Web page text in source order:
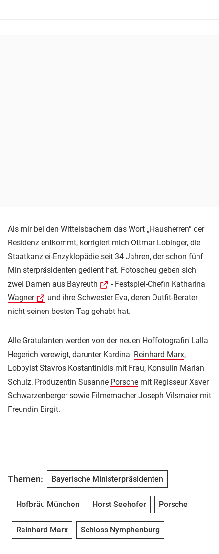
Als mir bei den Wittelsbachern das Wort „Hausherren“ der
Residenz entkommt, korrigiert mich Ottmar Lobinger, die
Staatkanzlei-Enzyklopädie seit 34 Jahren, der schon fünf
Ministerpräsidenten gedient hat. Fotoscheu geben sich
zwei Damen aus Bayreuth - Festspiel-Chefin Katharina
Wagner
und ihre Schwester Eva, deren Outfit-Berater
nicht seinen besten Tag gehabt hat.
Alle Gratulanten werden von der neuen Hoffotografin Lalla
Hegerich verewigt, darunter Kardinal Reinhard Marx,
Lobbyist Stavros Kostantinidis mit Frau, Konsulin Marian
Schulz, Produzentin Susanne Porsche mit Regisseur Xaver
Schwarzenberger sowie Filmemacher Joseph Vilsmaier mit
Freundin Birgit.
Themen: Bayerische Ministerpräsidenten
Hofbräu München Horst Seehofer Porsche
Reinhard Marx Schloss Nymphenburg